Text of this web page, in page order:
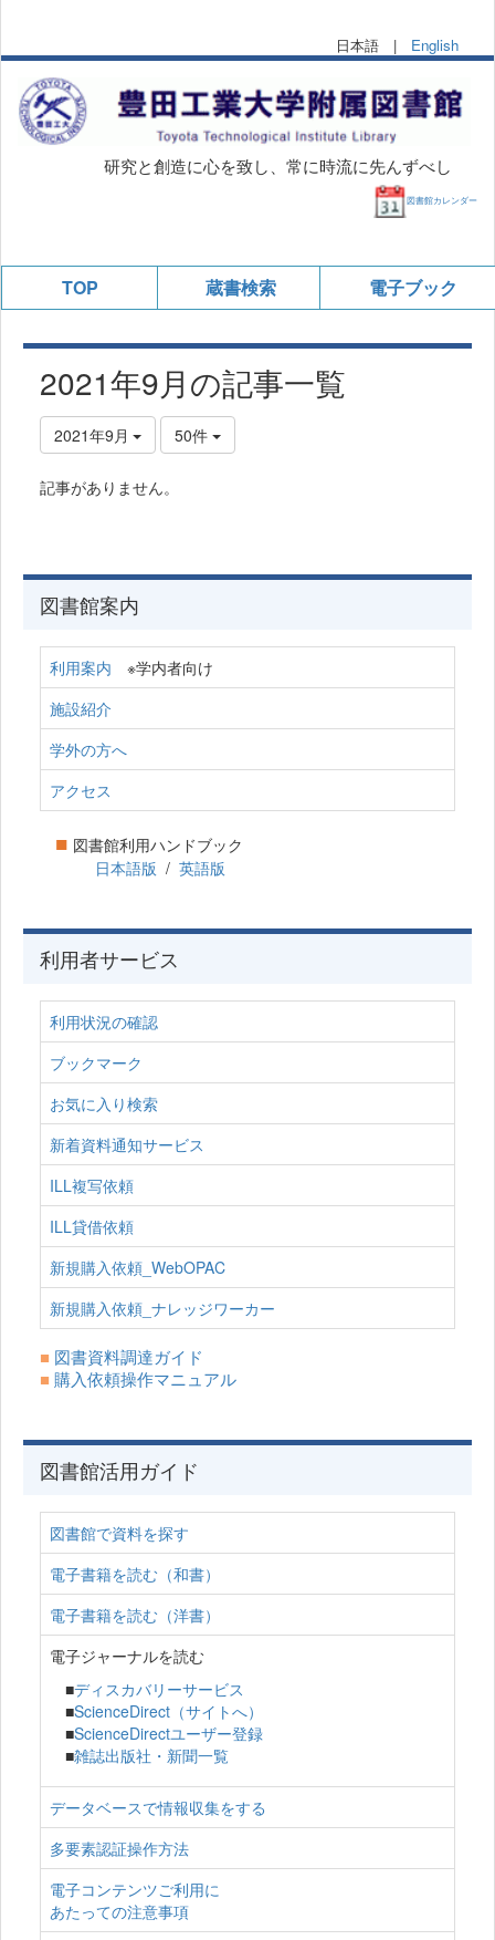
日本語 | English
研究と創造に心を致し、常に時流に先んずべし
図書館カレンダー
TOP 蔵書検索 電子ブック
2021年9月の記事一覧
2021年9月 50件
記事がありません。
図書館案内
利用案内 ※学内者向け
施設紹介
学外の方へ
アクセス
■ 図書館利用ハンドブック
日本語版 / 英語版
利用者サービス
利用状況の確認
ブックマーク
お気に入り検索
新着資料通知サービス
ILL複写依頼
ILL貸借依頼
新規購入依頼_WebOPAC
新規購入依頼_ナレッジワーカー
■ 図書資料調達ガイド
■購入依頼操作マニュアル
図書館活用ガイド
図書館で資料を探す
電子書籍を読む（和書）
電子書籍を読む（洋書）
電子ジャーナルを読む
■ディスカバリーサービス
■ScienceDirect（サイトへ）
■ScienceDirectユーザー登録
■雑誌出版社・新聞一覧
データベースで情報収集をする
多要素認証操作方法
電子コンテンツご利用に
あたっての注意事項